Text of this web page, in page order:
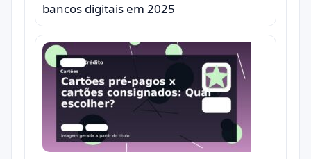
bancos digitais em 2025